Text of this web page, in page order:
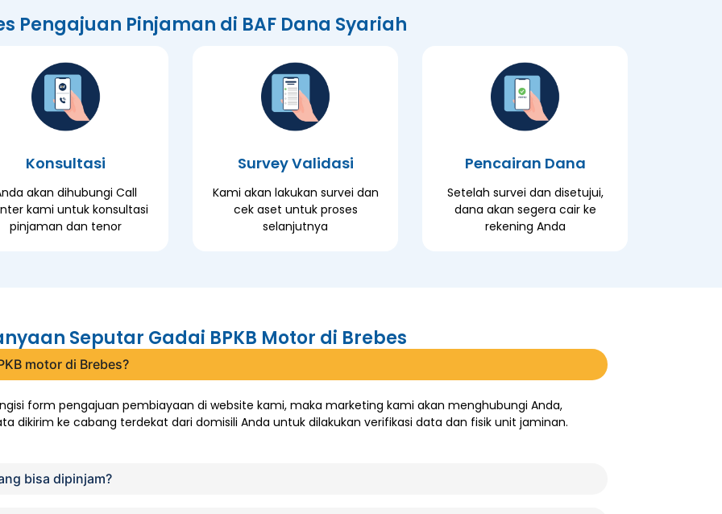
Pengajuan Pinjaman di BAF Dana Syariah
Konsultasi
akan dihubungi Call
kami untuk konsultasi
pinjaman dan tenor
Survey Validasi
Kami akan lakukan survei dan
cek aset untuk proses
selanjutnya
Pencairan Dana
Setelah survei dan disetujui,
dana akan segera cair ke
rekening Anda
Seputar Gadai BPKB Motor di Brebes
motor di Brebes?
form pengajuan pembiayaan di website kami, maka marketing kami akan menghubungi Anda,
dikirim ke cabang terdekat dari domisili Anda untuk dilakukan verifikasi data dan fisik unit jaminan.
bisa dipinjam?